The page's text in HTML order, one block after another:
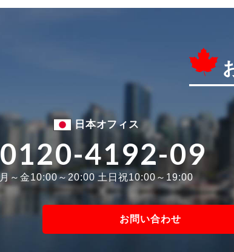
日本オフィス
0120-4192-09
月～金10:00～20:00 土日祝10:00～19:00
お問い合わせ